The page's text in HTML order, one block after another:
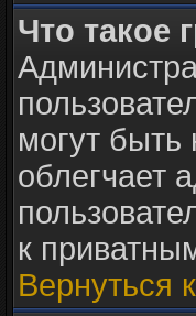
Что такое
могут
облегчает
к
Вернуться